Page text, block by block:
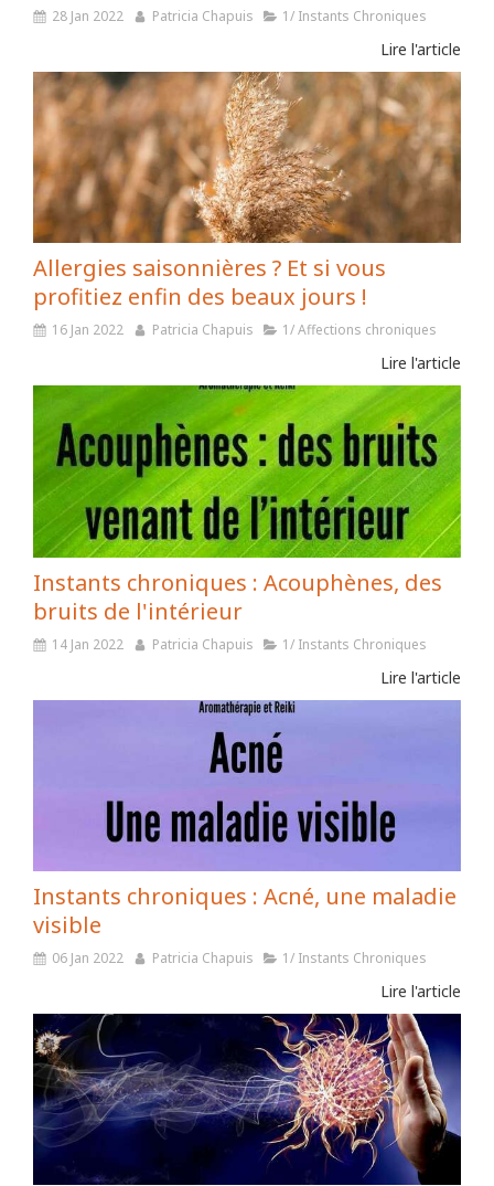
28 Jan 2022 Patricia Chapuis 1/ Instants Chroniques
Lire l'article
Allergies saisonnières ? Et si vous
profitiez enfin des beaux jours !
16 Jan 2022 Patricia Chapuis 1/ Affections chroniques
Lire l'article
Instants chroniques : Acouphènes, des
bruits de l'intérieur
14 Jan 2022 Patricia Chapuis 1/ Instants Chroniques
Lire l'article
Instants chroniques : Acné, une maladie
visible
06 Jan 2022 Patricia Chapuis 1/ Instants Chroniques
Lire l'article